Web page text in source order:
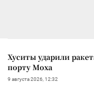
Хуситы ударили
порту Моха
9 августа 2026, 12:32